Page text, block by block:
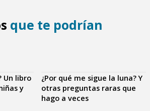
que te podrían
Un libro
y
¿Por qué me sigue la luna? Y
otras preguntas raras que
hago a veces